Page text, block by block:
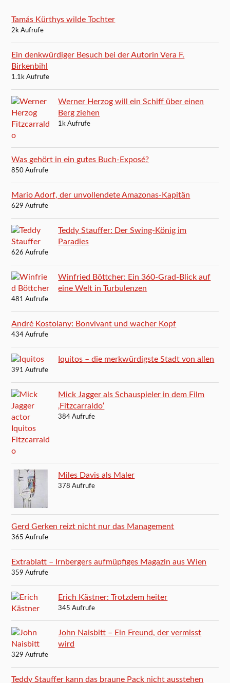
Tamás Kürthys wilde Tochter
2k Aufrufe
Ein denkwürdiger Besuch bei der Autorin Vera F.
Birkenbihl
1.1k Aufrufe
Werner Herzog will ein Schiff über einen
Berg ziehen
1k Aufrufe
Was gehört in ein gutes Buch-Exposé?
850 Aufrufe
Mario Adorf, der unvollendete Amazonas-Kapitän
629 Aufrufe
Teddy Stauffer: Der Swing-König im
Paradies
626 Aufrufe
Winfried Böttcher: Ein 360-Grad-Blick auf
eine Welt in Turbulenzen
481 Aufrufe
André Kostolany: Bonvivant und wacher Kopf
434 Aufrufe
Iquitos – die merkwürdigste Stadt von allen
391 Aufrufe
Mick Jagger als Schauspieler in dem Film
‚Fitzcarraldo‘
384 Aufrufe
Miles Davis als Maler
378 Aufrufe
Gerd Gerken reizt nicht nur das Management
365 Aufrufe
Extrablatt – Irnbergers aufmüpfiges Magazin aus Wien
359 Aufrufe
Erich Kästner: Trotzdem heiter
345 Aufrufe
John Naisbitt – Ein Freund, der vermisst
wird
329 Aufrufe
Teddy Stauffer kann das braune Pack nicht ausstehen